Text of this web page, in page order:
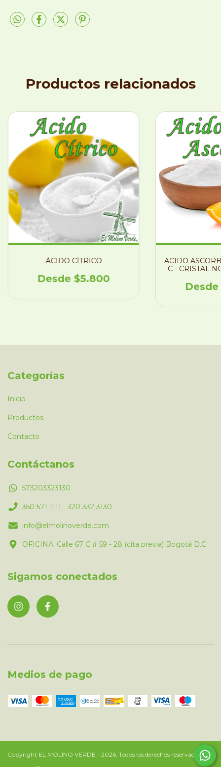
Productos relacionados
ÁCIDO CÍTRICO
$5.800
ACIDO
C - CRISTAL
Categorías
Inicio
Productos
Contacto
Contáctanos
573203323130
350 571 1111 - 320 332 3130
info@elmolinoverde.com
OFICINA: Calle 67 C # 59 - 28 (cita previa) Bogotá D.C.
Sigamos conectados
Medios de pago
Copyright EL MOLINO VERDE - 2026. Todos los derechos reservados.